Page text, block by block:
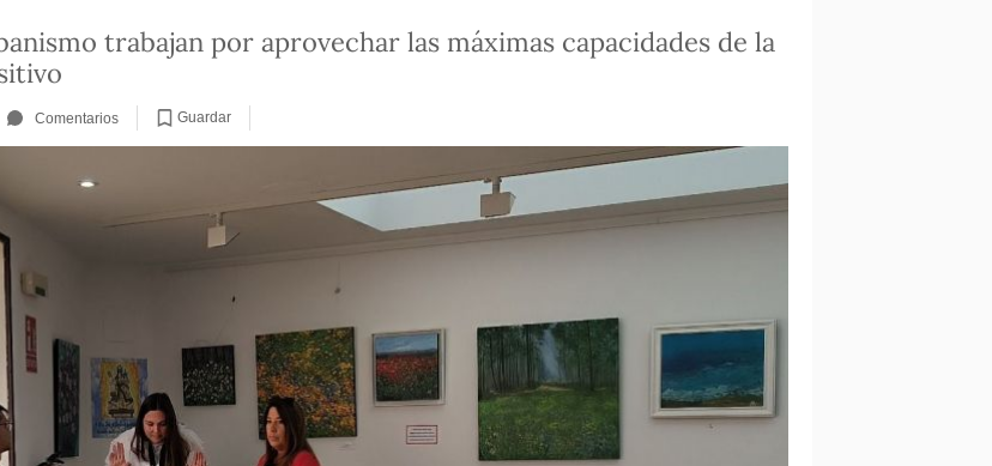
trabajan por aprovechar las máximas capacidades de la
Comentarios Guardar